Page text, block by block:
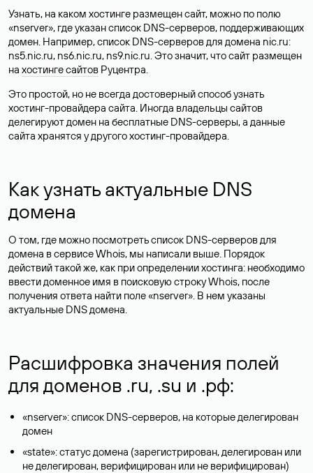
Узнать, на каком хостинге размещен сайт, можно по полю
«nserver», где указан список DNS-серверов, поддерживающих
домен. Например, список DNS-серверов для домена nic.ru:
ns5.nic.ru, ns6.nic.ru, ns9.nic.ru. Это значит, что сайт размещен
на хостинге сайтов Руцентра.
Это простой, но не всегда достоверный способ узнать
хостинг-провайдера сайта. Иногда владельцы сайтов
делегируют домен на бесплатные DNS-серверы, а данные
сайта хранятся у другого хостинг-провайдера.
Как узнать актуальные DNS
домена
О том, где можно посмотреть список DNS-серверов для
домена в сервисе Whois, мы написали выше. Порядок
действий такой же, как при определении хостинга: необходимо
ввести доменное имя в поисковую строку Whois, после
получения ответа найти поле «nserver». В нем указаны
актуальные DNS домена.
Расшифровка значения полей
для доменов .ru, .su и .рф:
«nserver»: список DNS-серверов, на которые делегирован
домен
«state»: статус домена (зарегистрирован, делегирован или
не делегирован, верифицирован или не верифицирован)